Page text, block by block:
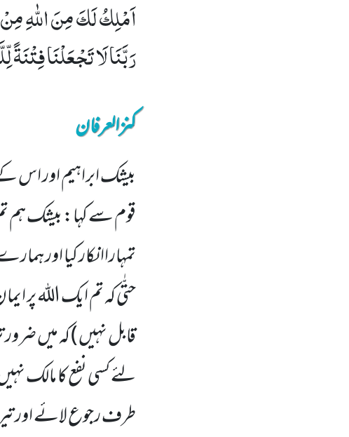
رَبَّنَا لَا تَجْعَلْنَا
کنزالعرفان
بیشک ابراہیم اور
قوم سے کہا: بیشک ہم
تمہاراا نکار کیا اور
حتّٰی کہ تم ایک اللہ پر
قابل نہیں ) کہ میں
لئے کسی نفع کا مالک
طرف رجوع لائے اور